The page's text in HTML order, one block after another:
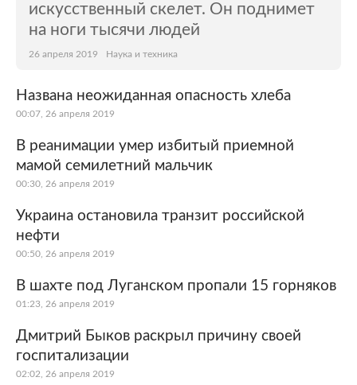
искусственный скелет. Он поднимет
на ноги тысячи людей
26 апреля 2019 Наука и техника
Названа неожиданная опасность хлеба
00:07, 26 апреля 2019
В реанимации умер избитый приемной
мамой семилетний мальчик
00:30, 26 апреля 2019
Украина остановила транзит российской
нефти
00:50, 26 апреля 2019
В шахте под Луганском пропали 15 горняков
01:23, 26 апреля 2019
Дмитрий Быков раскрыл причину своей
госпитализации
02:02, 26 апреля 2019